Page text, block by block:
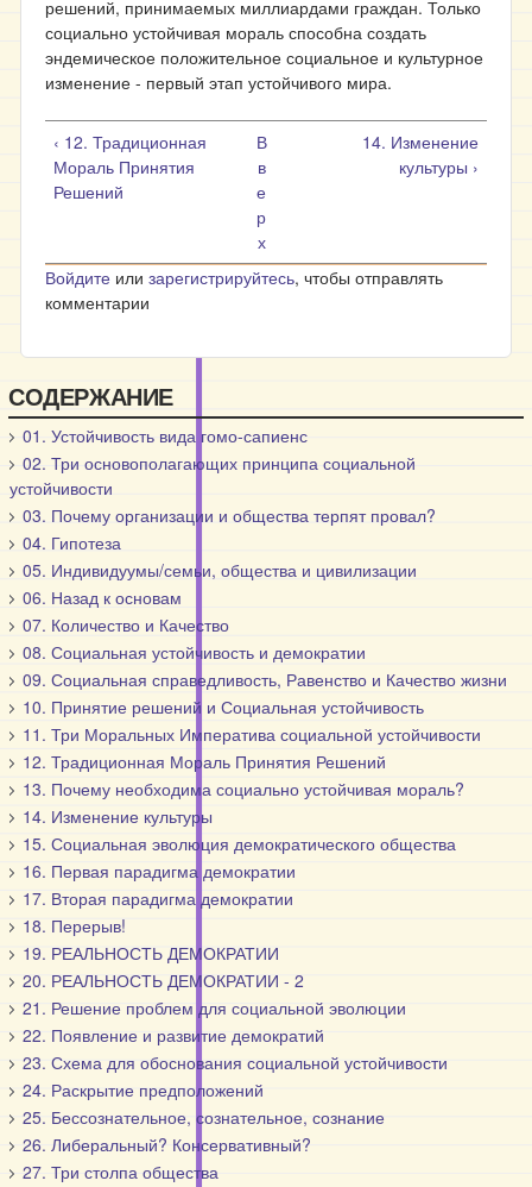
решений, принимаемых миллиардами граждан. Только
социально устойчивая мораль способна создать
эндемическое положительное социальное и культурное
изменение - первый этап устойчивого мира.
‹ 12. Традиционная
Мораль Принятия
Решений
В
в
е
р
х
14. Изменение
культуры ›
Войдите или зарегистрируйтесь, чтобы отправлять
комментарии
СОДЕРЖАНИЕ
01. Устойчивость вида гомо-сапиенс
02. Три основополагающих принципа социальной
устойчивости
03. Почему организации и общества терпят провал?
04. Гипотеза
05. Индивидуумы/семьи, общества и цивилизации
06. Назад к основам
07. Количество и Качество
08. Социальная устойчивость и демократии
09. Социальная справедливость, Равенство и Качество жизни
10. Принятие решений и Социальная устойчивость
11. Три Моральных Императива социальной устойчивости
12. Традиционная Мораль Принятия Решений
13. Почему необходима социально устойчивая мораль?
14. Изменение культуры
15. Социальная эволюция демократического общества
16. Первая парадигма демократии
17. Вторая парадигма демократии
18. Перерыв!
19. РЕАЛЬНОСТЬ ДЕМОКРАТИИ
20. РЕАЛЬНОСТЬ ДЕМОКРАТИИ - 2
21. Решение проблем для социальной эволюции
22. Появление и развитие демократий
23. Схема для обоснования социальной устойчивости
24. Раскрытие предположений
25. Бессознательное, сознательное, сознание
26. Либеральный? Консервативный?
27. Три столпа общества